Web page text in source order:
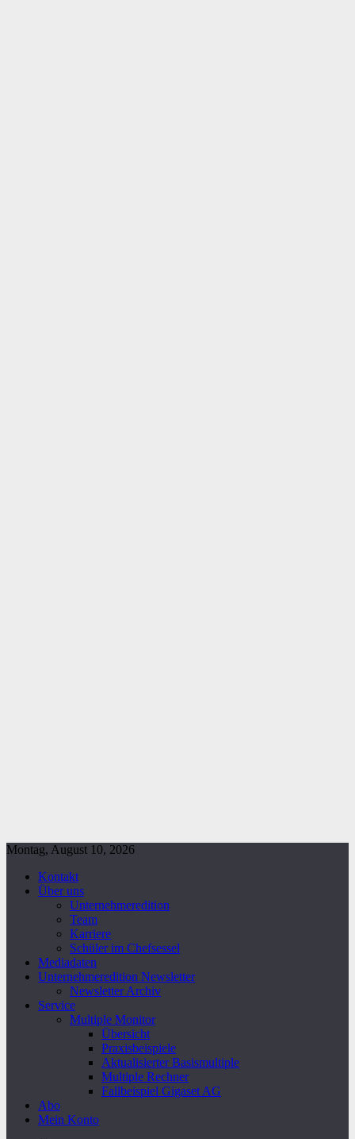
Montag, August 10, 2026
Kontakt
Über uns
Unternehmeredition
Team
Karriere
Schüler im Chefsessel
Mediadaten
Unternehmeredition Newsletter
Newsletter Archiv
Service
Multiple Monitor
Übersicht
Praxisbeispiele
Aktualisierter Basismultiple
Multiple Rechner
Fallbeispiel Gigaset AG
Abo
Mein Konto